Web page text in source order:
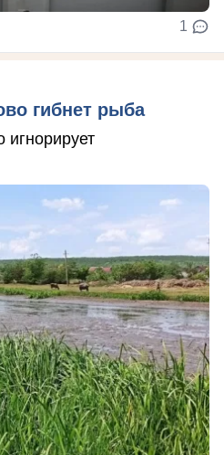
1
гибнет рыба
игнорирует